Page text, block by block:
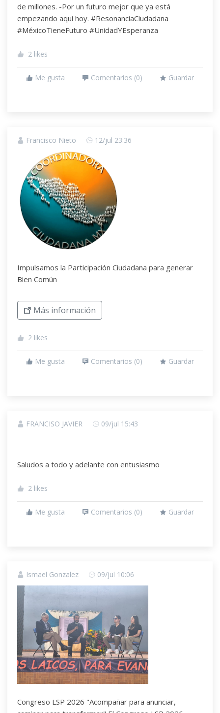
de millones. -Por un futuro mejor que ya está
empezando aquí hoy. #ResonanciaCiudadana
#MéxicoTieneFuturo #UnidadYEsperanza
2 likes
Me gusta Comentarios (0) Guardar
Francisco Nieto 12/jul 23:36
Impulsamos la Participación Ciudadana para generar
Bien Común
Más información
2 likes
Me gusta Comentarios (0) Guardar
FRANCISO JAVIER 09/jul 15:43
Saludos a todo y adelante con entusiasmo
2 likes
Me gusta Comentarios (0) Guardar
Ismael Gonzalez 09/jul 10:06
Congreso LSP 2026 "Acompañar para anunciar,